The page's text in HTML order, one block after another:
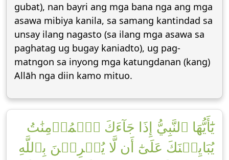
gubat), nan bayri ang mga bana nga ang mga
asawa mibiya kanila, sa samang kantindad sa
unsay ilang nagasto (sa ilang mga asawa sa
paghatag ug bugay kaniadto), ug pag-
matngon sa inyong mga katungdanan (kang)
Allāh nga diin kamo mituo.
يَٰٓأَيُّهَا ٱلنَّبِيُّ إِذَا جَآءَكَ ٱلۡمُؤۡمِنَٰتُ
يُبَايِعۡنَكَ عَلَىٰٓ أَن لَّا يُشۡرِكۡنَ بِٱللَّهِ